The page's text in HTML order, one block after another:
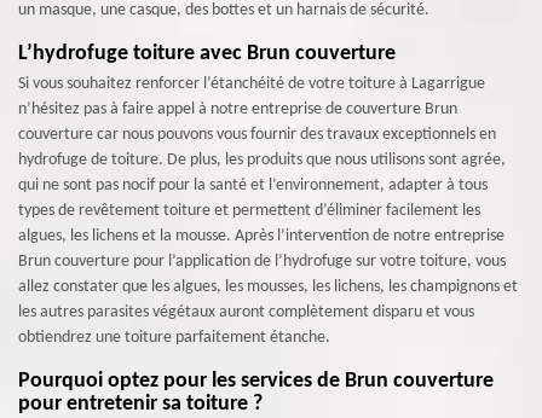
un masque, une casque, des bottes et un harnais de sécurité.
L’hydrofuge toiture avec Brun couverture
Si vous souhaitez renforcer l’étanchéité de votre toiture à Lagarrigue
n’hésitez pas à faire appel à notre entreprise de couverture Brun
couverture car nous pouvons vous fournir des travaux exceptionnels en
hydrofuge de toiture. De plus, les produits que nous utilisons sont agrée,
qui ne sont pas nocif pour la santé et l’environnement, adapter à tous
types de revêtement toiture et permettent d’éliminer facilement les
algues, les lichens et la mousse. Après l’intervention de notre entreprise
Brun couverture pour l’application de l’hydrofuge sur votre toiture, vous
allez constater que les algues, les mousses, les lichens, les champignons et
les autres parasites végétaux auront complètement disparu et vous
obtiendrez une toiture parfaitement étanche.
Pourquoi optez pour les services de Brun couverture
pour entretenir sa toiture ?